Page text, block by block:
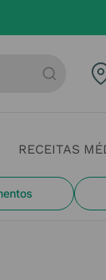
úteis.
RECEITAS